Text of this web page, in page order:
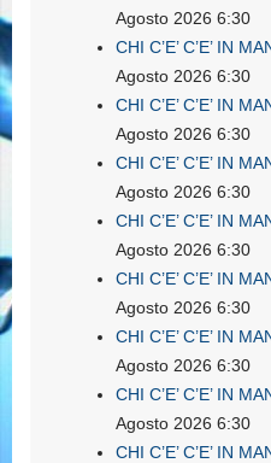
Agosto 2026 6:30
CHI C’E’ C’E’ IN
Agosto 2026 6:30
CHI C’E’ C’E’ IN
Agosto 2026 6:30
CHI C’E’ C’E’ IN
Agosto 2026 6:30
CHI C’E’ C’E’ IN
Agosto 2026 6:30
CHI C’E’ C’E’ IN
Agosto 2026 6:30
CHI C’E’ C’E’ IN
Agosto 2026 6:30
CHI C’E’ C’E’ IN
Agosto 2026 6:30
CHI C’E’ C’E’ IN